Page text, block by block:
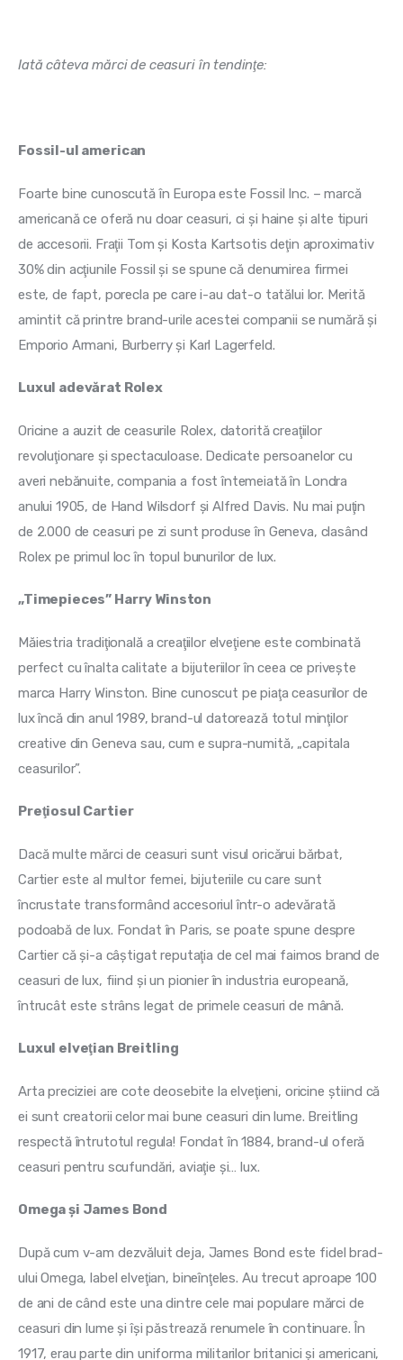
Iată câteva mărci de ceasuri în tendinţe:
Fossil-ul american
Foarte bine cunoscută în Europa este Fossil Inc. – marcă
americană ce oferă nu doar ceasuri, ci şi haine şi alte tipuri
de accesorii. Fraţii Tom şi Kosta Kartsotis deţin aproximativ
30% din acţiunile Fossil şi se spune că denumirea firmei
este, de fapt, porecla pe care i-au dat-o tatălui lor. Merită
amintit că printre brand-urile acestei companii se numără şi
Emporio Armani, Burberry şi Karl Lagerfeld.
Luxul adevărat Rolex
Oricine a auzit de ceasurile Rolex, datorită creaţiilor
revoluţionare şi spectaculoase. Dedicate persoanelor cu
averi nebănuite, compania a fost întemeiată în Londra
anului 1905, de Hand Wilsdorf şi Alfred Davis. Nu mai puţin
de 2.000 de ceasuri pe zi sunt produse în Geneva, clasând
Rolex pe primul loc în topul bunurilor de lux.
„Timepieces” Harry Winston
Măiestria tradiţională a creaţiilor elveţiene este combinată
perfect cu înalta calitate a bijuteriilor în ceea ce priveşte
marca Harry Winston. Bine cunoscut pe piaţa ceasurilor de
lux încă din anul 1989, brand-ul datorează totul minţilor
creative din Geneva sau, cum e supra-numită, „capitala
ceasurilor”.
Preţiosul Cartier
Dacă multe mărci de ceasuri sunt visul oricărui bărbat,
Cartier este al multor femei, bijuteriile cu care sunt
încrustate transformând accesoriul într-o adevărată
podoabă de lux. Fondat în Paris, se poate spune despre
Cartier că şi-a câştigat reputaţia de cel mai faimos brand de
ceasuri de lux, fiind şi un pionier în industria europeană,
întrucât este strâns legat de primele ceasuri de mână.
Luxul elveţian Breitling
Arta preciziei are cote deosebite la elveţieni, oricine ştiind că
ei sunt creatorii celor mai bune ceasuri din lume. Breitling
respectă întrutotul regula! Fondat în 1884, brand-ul oferă
ceasuri pentru scufundări, aviaţie şi… lux.
Omega şi James Bond
După cum v-am dezvăluit deja, James Bond este fidel brad-
ului Omega, label elveţian, bineînţeles. Au trecut aproape 100
de ani de când este una dintre cele mai populare mărci de
ceasuri din lume şi îşi păstrează renumele în continuare. În
1917, erau parte din uniforma militarilor britanici şi americani,